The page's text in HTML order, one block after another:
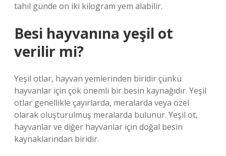
tahıl günde on iki kilogram yem alabilir.
Besi hayvanına yeşil ot
verilir mi?
Yeşil otlar, hayvan yemlerinden biridir çünkü
hayvanlar için çok önemli bir besin kaynağıdır. Yeşil
otlar genellikle çayırlarda, meralarda veya özel
olarak oluşturulmuş meralarda bulunur. Yeşil ot,
hayvanlar ve diğer hayvanlar için doğal besin
kaynaklarından biridir.